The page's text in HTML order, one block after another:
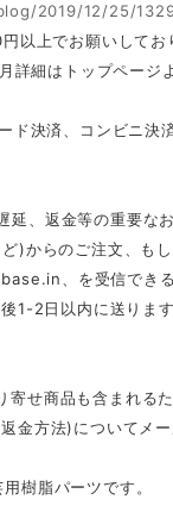
2019/12/25/
以上でお願いしてお
細はトップページ
決済、コンビニ決
、返金等の重要な
)からのご注文、も
、を受信でき
1-2日以内に送りま
せ商品も含まれる
金方法)についてメ
樹脂パーツです。